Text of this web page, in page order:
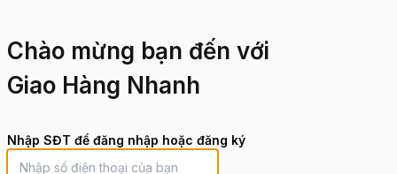
Chào mừng bạn đến với
Giao Hàng Nhanh
Nhập SĐT để đăng nhập hoặc đăng ký